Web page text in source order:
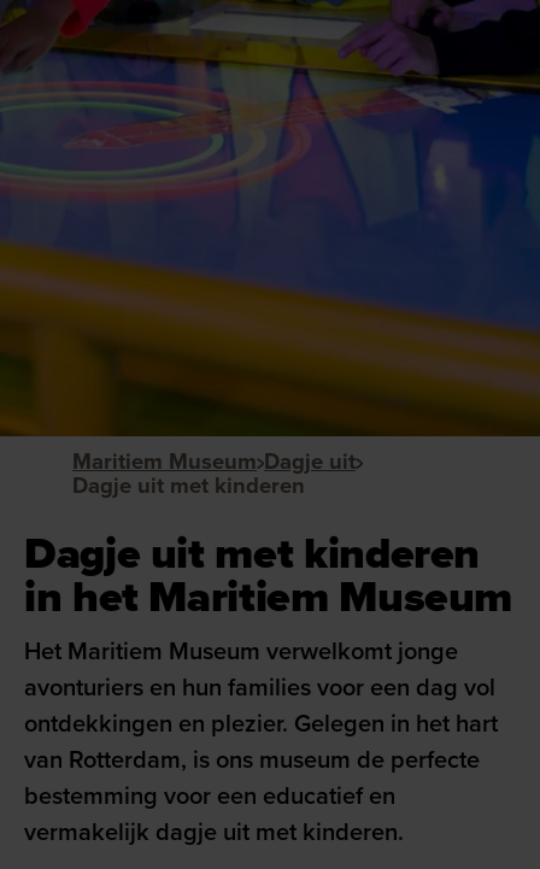
Maritiem Museum Dagje uit
Dagje uit met kinderen
Dagje uit met kinderen
in het Maritiem Museum
Het Maritiem Museum verwelkomt jonge
avonturiers en hun families voor een dag vol
ontdekkingen en plezier. Gelegen in het hart
van Rotterdam, is ons museum de perfecte
bestemming voor een educatief en
vermakelijk dagje uit met kinderen.